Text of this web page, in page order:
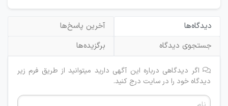
دیدگاه‌ها
آخرین پاسخ‌ها
جستجوی دیدگاه
برگزیده‌ها
اگر دیدگاهی درباره این آگهی دارید میتوانید از طریق فرم زیر
دیدگاه خود را در سایت درج کنید.